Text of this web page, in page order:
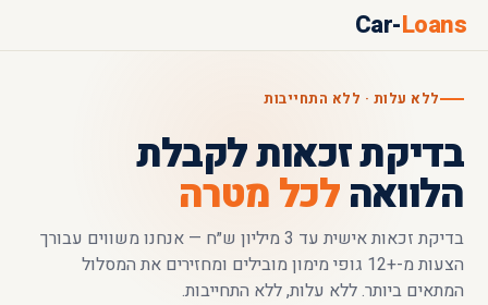
Car-Loans
ללא עלות · ‎ללא התחייבות
בדיקת זכאות לקבלת
הלוואהלכל מטרה
בדיקת זכאות אישית עד 3 מיליון ש״ח — ‎אנחנו משווים עבורך
הצעות מ-+12 גופי מימון מובילים ומחזירים את המסלול
המתאים ביותר. ‎ללא עלות, ללא התחייבות.